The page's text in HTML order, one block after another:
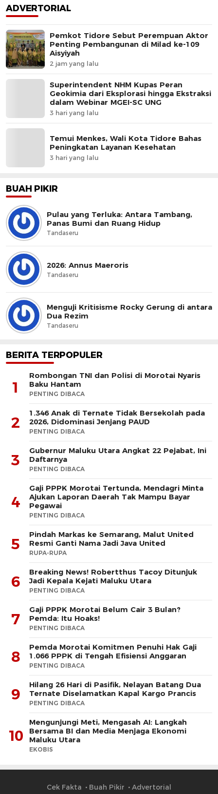
ADVERTORIAL
Pemkot Tidore Sebut Perempuan Aktor
Penting Pembangunan di Milad ke-109
Aisyiyah
2 jam yang lalu
Superintendent NHM Kupas Peran
Geokimia dari Eksplorasi hingga Ekstraksi
dalam Webinar MGEI-SC UNG
3 hari yang lalu
Temui Menkes, Wali Kota Tidore Bahas
Peningkatan Layanan Kesehatan
3 hari yang lalu
BUAH PIKIR
Pulau yang Terluka: Antara Tambang,
Panas Bumi dan Ruang Hidup
Tandaseru
2026: Annus Maeroris
Tandaseru
Menguji Kritisisme Rocky Gerung di antara
Dua Rezim
Tandaseru
BERITA TERPOPULER
1
Rombongan TNI dan Polisi di Morotai Nyaris
Baku Hantam
PENTING DIBACA
2
1.346 Anak di Ternate Tidak Bersekolah pada
2026, Didominasi Jenjang PAUD
PENTING DIBACA
3
Gubernur Maluku Utara Angkat 22 Pejabat, Ini
Daftarnya
PENTING DIBACA
4
Gaji PPPK Morotai Tertunda, Mendagri Minta
Ajukan Laporan Daerah Tak Mampu Bayar
Pegawai
PENTING DIBACA
5
Pindah Markas ke Semarang, Malut United
Resmi Ganti Nama Jadi Java United
RUPA-RUPA
6
Breaking News! Robertthus Tacoy Ditunjuk
Jadi Kepala Kejati Maluku Utara
PENTING DIBACA
7
Gaji PPPK Morotai Belum Cair 3 Bulan?
Pemda: Itu Hoaks!
PENTING DIBACA
8
Pemda Morotai Komitmen Penuhi Hak Gaji
1.066 PPPK di Tengah Efisiensi Anggaran
PENTING DIBACA
9
Hilang 26 Hari di Pasifik, Nelayan Batang Dua
Ternate Diselamatkan Kapal Kargo Prancis
PENTING DIBACA
10
Mengunjungi Meti, Mengasah AI: Langkah
Bersama BI dan Media Menjaga Ekonomi
Maluku Utara
EKOBIS
Cek Fakta Buah Pikir Advertorial